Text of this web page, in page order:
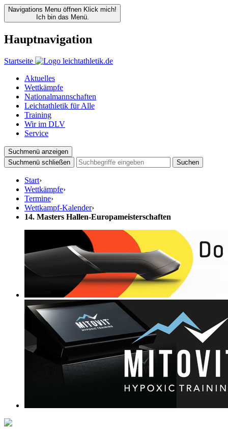
Navigations Menu öffnen Klick mich!
Ich bin das Menü.
Hauptnavigation
Startseite
Aktuelles
Wettkämpfe
Nationalmannschaften
Leichtathletik für Alle
Training
Wir im DLV
Service
Suchmenü anzeigen
Suchmenü schließen
Suchen
Start›
Wettkämpfe›
Termine›
Wettkampf-Kalender›
14. Masters Hallen-Europameisterschaften